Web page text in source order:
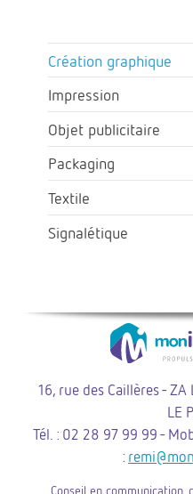
Création graphique
Impression
Objet publicitaire
Packaging
Textile
Signalétique
16, rue des Caillères -
LE
Tél. : 02 28 97 99 99 -
:
Conseil en communication,